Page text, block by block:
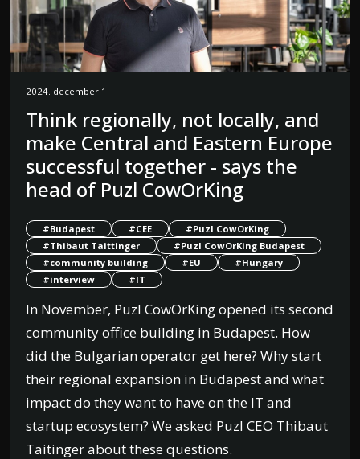
2024. december 1.
Think regionally, not locally, and
make Central and Eastern Europe
successful together - says the
head of Puzl CowOrKing
#Budapest #CEE
#Puzl CowOrKing
#Thibaut Taittinger
#Puzl CowOrKing Budapest
#community building
#EU
#Hungary
#interview
#IT
In November, Puzl CowOrKing opened its second
community office building in Budapest. How
did the Bulgarian operator get here? Why start
their regional expansion in Budapest and what
impact do they want to have on the IT and
startup ecosystem? We asked Puzl CEO Thibaut
Taitinger about these questions.